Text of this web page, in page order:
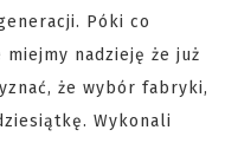
Póki co
miejmy nadzieję że już
że wybór fabryki,
Wykonali